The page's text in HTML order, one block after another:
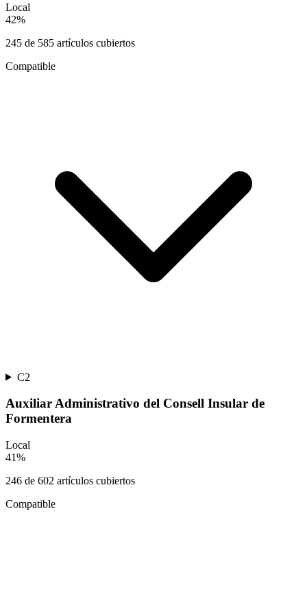
Local
42%
245 de 585 artículos cubiertos
Compatible
C2
Auxiliar Administrativo del Consell Insular de
Formentera
Local
41%
246 de 602 artículos cubiertos
Compatible